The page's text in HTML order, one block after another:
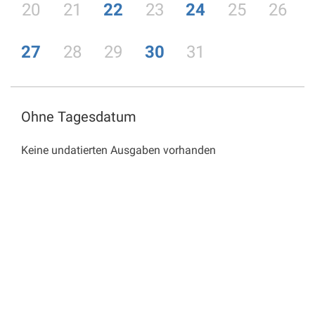
20 21 22 23 24 25 26
27 28 29 30 31
Ohne Tagesdatum
Keine undatierten Ausgaben vorhanden